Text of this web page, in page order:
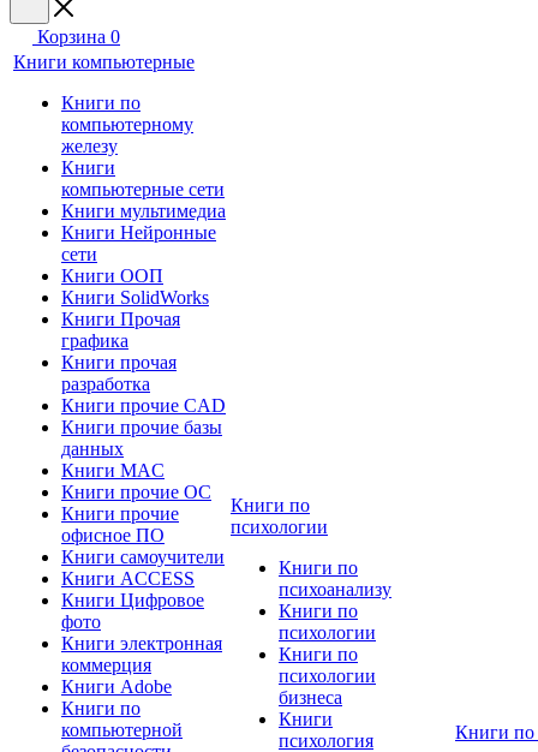
Корзина 0
Книги компьютерные
Книги по
компьютерному
железу
Книги
компьютерные сети
Книги мультимедиа
Книги Нейронные
сети
Книги ООП
Книги SolidWorks
Книги Прочая
графика
Книги прочая
разработка
Книги прочие CAD
Книги прочие базы
данных
Книги MAC
Книги прочие ОС
Книги прочие
офисное ПО
Книги самоучители
Книги ACCESS
Книги Цифровое
фото
Книги электронная
коммерция
Книги Adobe
Книги по
компьютерной
Книги по
психологии
Книги по
психоанализу
Книги по
психологии
Книги по
психологии
бизнеса
Книги
психология
Книги по